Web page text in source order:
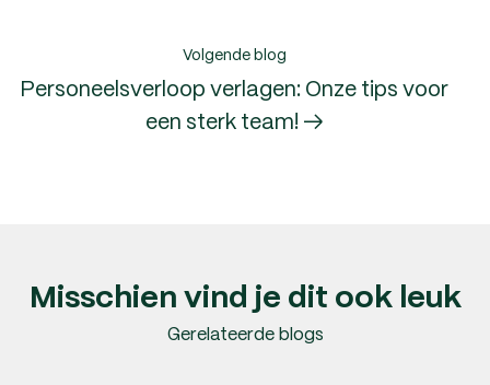
Volgende blog
Personeelsverloop verlagen: Onze tips voor
een sterk team! →
Misschien vind je dit ook leuk
Gerelateerde blogs